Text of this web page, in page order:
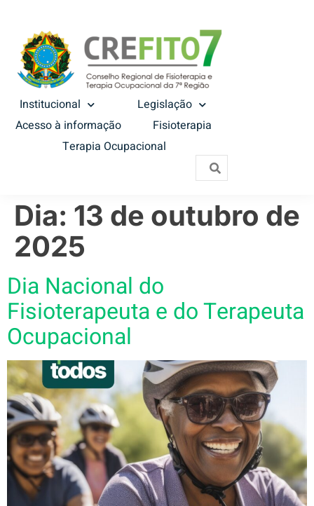
Institucional
Legislação
Acesso à informação
Fisioterapia
Terapia Ocupacional
Dia: 13 de outubro de
2025
Dia Nacional do
Fisioterapeuta e do Terapeuta
Ocupacional